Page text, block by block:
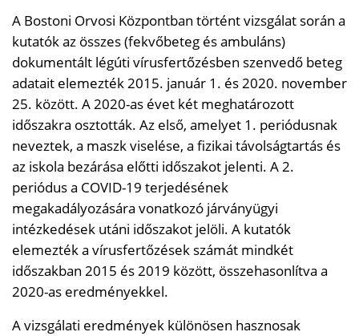
A Bostoni Orvosi Központban történt vizsgálat során a
kutatók az összes (fekvőbeteg és ambuláns)
dokumentált légúti vírusfertőzésben szenvedő beteg
adatait elemezték 2015. január 1. és 2020. november
25. között. A 2020-as évet két meghatározott
időszakra osztották. Az első, amelyet 1. periódusnak
neveztek, a maszk viselése, a fizikai távolságtartás és
az iskola bezárása előtti időszakot jelenti. A 2.
periódus a COVID-19 terjedésének
megakadályozására vonatkozó járványügyi
intézkedések utáni időszakot jelöli. A kutatók
elemezték a vírusfertőzések számát mindkét
időszakban 2015 és 2019 között, összehasonlítva a
2020-as eredményekkel.
A vizsgálati eredmények különösen hasznosak